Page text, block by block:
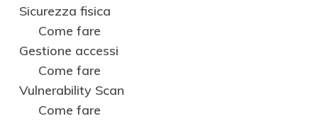
Sicurezza fisica
Come fare
Gestione accessi
Come fare
Vulnerability Scan
Come fare